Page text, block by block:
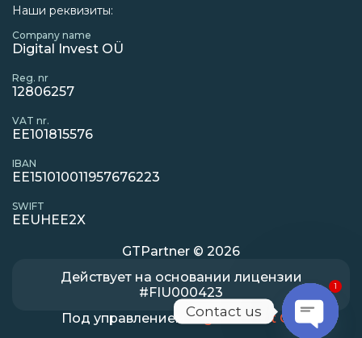
Наши реквизиты:
Company name
Digital Invest OÜ
Reg. nr
12806257
VAT nr.
EE101815576
IBAN
EE151010011957676223
SWIFT
EEUHEE2X
GTPartner © 2026
Действует на основании лицензии
#FIU000423
Под управлением
Digital Invest OÜ
Contact us
1